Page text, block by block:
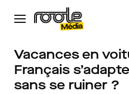
Vacances en
Français
sans se ruiner ?